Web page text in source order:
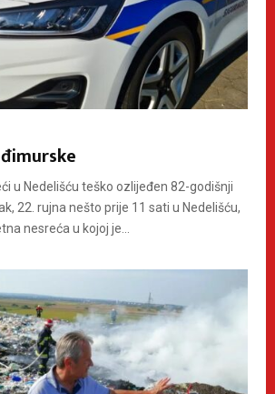
u Nedelišću teško ozlijeđen 82-godišnji
22. rujna nešto prije 11 sati u Nedelišću,
nesreća u kojoj je...